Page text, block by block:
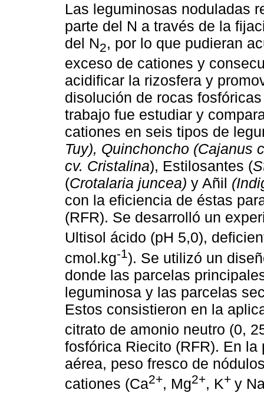
Las leguminosas noduladas
parte del N a través de la
del N2, por lo que pudieran
exceso de cationes y
acidificar la rizosfera y
disolución de rocas
trabajo fue estudiar y
cationes en seis tipos de
Tuy), Quinchoncho (Cajanus
cv. Cristalina), Estilosantes (
(Crotalaria juncea) y Añil
con la eficiencia de éstas
(RFR). Se desarrolló un
Ultisol ácido (pH 5,0),
cmol.kg-1). Se utilizó un
donde las parcelas
leguminosa y las parcelas
Estos consistieron en la
citrato de amonio neutro (0,
fosfórica Riecito (RFR). En
aérea, peso fresco de
cationes (Ca2+, Mg2+, K+ y